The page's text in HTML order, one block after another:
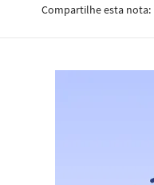
Compartilhe esta nota: